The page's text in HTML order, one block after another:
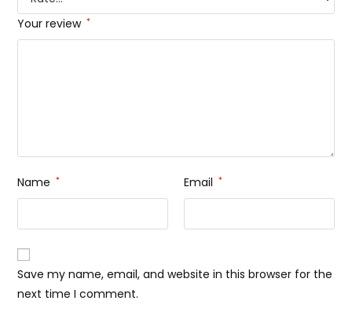
Your review *
Name * Email *
Save my name, email, and website in this browser for the
next time I comment.